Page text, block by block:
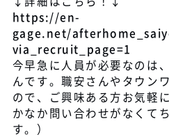
https://en-
gage.net/
via_recruit_page=1
今早急に人員が必要なのは
んです。職安さんやタウン
ので、ご興味ある方お気軽
かなか問い合わせがなくて
す。）